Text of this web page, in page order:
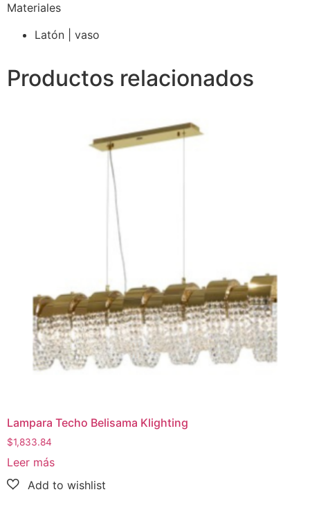
Materiales
Latón | vaso
Productos relacionados
Lampara Techo Belisama Klighting
$1,833.84
Leer más